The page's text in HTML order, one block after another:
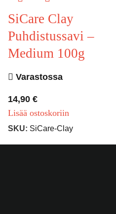
SiCare Clay
Puhdistussavi –
Medium 100g
Varastossa
14,90 €
Lisää ostoskoriin
SKU: SiCare-Clay